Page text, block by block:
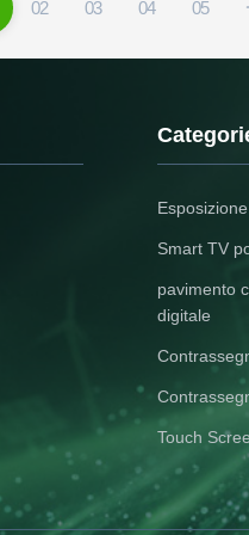
02 03 04 05
Smart TV
pavimento
digitale
Touch